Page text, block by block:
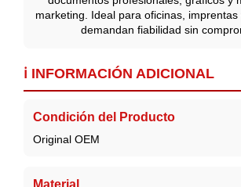
marketing. Ideal para oficinas,
demandan fiabilidad sin
ℹ️ INFORMACIÓN ADICIONAL
Condición del Producto
Original OEM